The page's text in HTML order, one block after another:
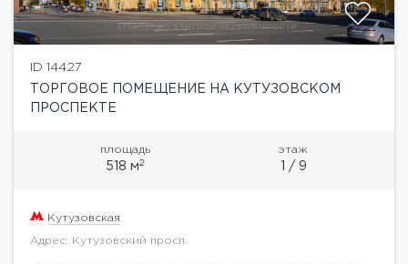
ID 14427
ТОРГОВОЕ ПОМЕЩЕНИЕ НА КУТУЗОВСКОМ
ПРОСПЕКТЕ
площадь
518 м2
этаж
1 / 9
Кутузовская
Адрес: Кутузовский просп.